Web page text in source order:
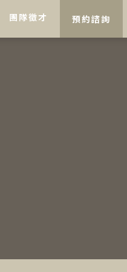
團隊徵才 預約諮詢